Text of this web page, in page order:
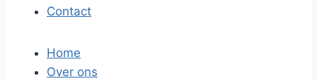
Contact
Home
Over ons